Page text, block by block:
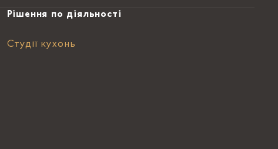
Рішення по діяльності
Студії кухонь